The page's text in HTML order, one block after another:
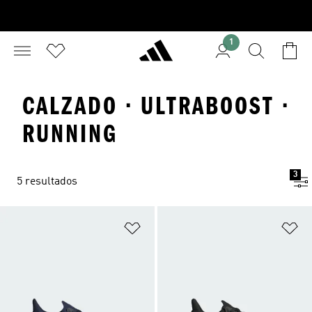
1
CALZADO · ULTRABOOST ·
RUNNING
5 resultados
3